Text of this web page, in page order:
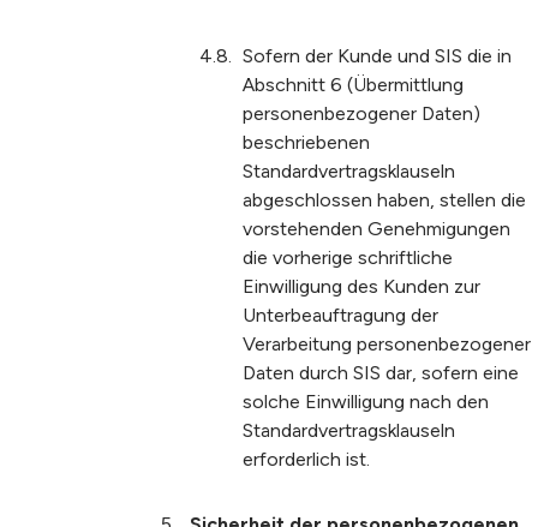
Sofern der Kunde und SIS die in
Abschnitt 6 (Übermittlung
personenbezogener Daten)
beschriebenen
Standardvertragsklauseln
abgeschlossen haben, stellen die
vorstehenden Genehmigungen
die vorherige schriftliche
Einwilligung des Kunden zur
Unterbeauftragung der
Verarbeitung personenbezogener
Daten durch SIS dar, sofern eine
solche Einwilligung nach den
Standardvertragsklauseln
erforderlich ist.